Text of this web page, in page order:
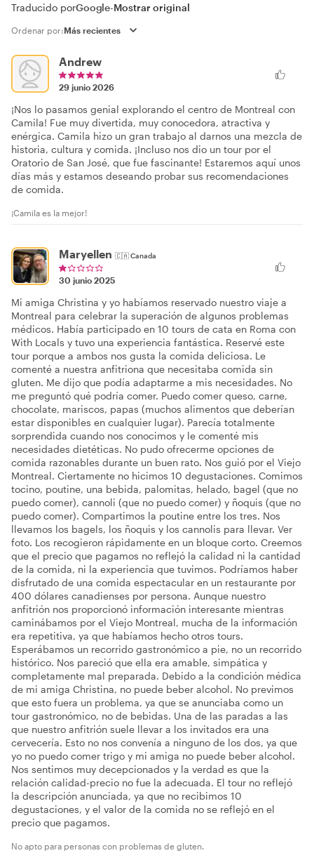
Traducido porGoogle-Mostrar original
Ordenar por:
Andrew
29 junio 2026
¡Nos lo pasamos genial explorando el centro de Montreal con
Camila! Fue muy divertida, muy conocedora, atractiva y
enérgica. Camila hizo un gran trabajo al darnos una mezcla de
historia, cultura y comida. ¡Incluso nos dio un tour por el
Oratorio de San José, que fue fascinante! Estaremos aquí unos
días más y estamos deseando probar sus recomendaciones
de comida.
¡Camila es la mejor!
Maryellen 🇨🇦Canada
30 junio 2025
Mi amiga Christina y yo habíamos reservado nuestro viaje a
Montreal para celebrar la superación de algunos problemas
médicos. Había participado en 10 tours de cata en Roma con
With Locals y tuvo una experiencia fantástica. Reservé este
tour porque a ambos nos gusta la comida deliciosa. Le
comenté a nuestra anfitriona que necesitaba comida sin
gluten. Me dijo que podía adaptarme a mis necesidades. No
me preguntó qué podría comer. Puedo comer queso, carne,
chocolate, mariscos, papas (muchos alimentos que deberían
estar disponibles en cualquier lugar). Parecía totalmente
sorprendida cuando nos conocimos y le comenté mis
necesidades dietéticas. No pudo ofrecerme opciones de
comida razonables durante un buen rato. Nos guió por el Viejo
Montreal. Ciertamente no hicimos 10 degustaciones. Comimos
tocino, poutine, una bebida, palomitas, helado, bagel (que no
puedo comer), cannoli (que no puedo comer) y ñoquis (que no
puedo comer). Compartimos la poutine entre los tres. Nos
llevamos los bagels, los ñoquis y los cannolis para llevar. Ver
foto. Los recogieron rápidamente en un bloque corto. Creemos
que el precio que pagamos no reflejó la calidad ni la cantidad
de la comida, ni la experiencia que tuvimos. Podríamos haber
disfrutado de una comida espectacular en un restaurante por
400 dólares canadienses por persona. Aunque nuestro
anfitrión nos proporcionó información interesante mientras
caminábamos por el Viejo Montreal, mucha de la información
era repetitiva, ya que habíamos hecho otros tours.
Esperábamos un recorrido gastronómico a pie, no un recorrido
histórico. Nos pareció que ella era amable, simpática y
completamente mal preparada. Debido a la condición médica
de mi amiga Christina, no puede beber alcohol. No previmos
que esto fuera un problema, ya que se anunciaba como un
tour gastronómico, no de bebidas. Una de las paradas a las
que nuestro anfitrión suele llevar a los invitados era una
cervecería. Esto no nos convenía a ninguno de los dos, ya que
yo no puedo comer trigo y mi amiga no puede beber alcohol.
Nos sentimos muy decepcionados y la verdad es que la
relación calidad-precio no fue la adecuada. El tour no reflejó
la descripción anunciada, ya que no recibimos 10
degustaciones, y el valor de la comida no se reflejó en el
precio que pagamos.
No apto para personas con problemas de gluten.